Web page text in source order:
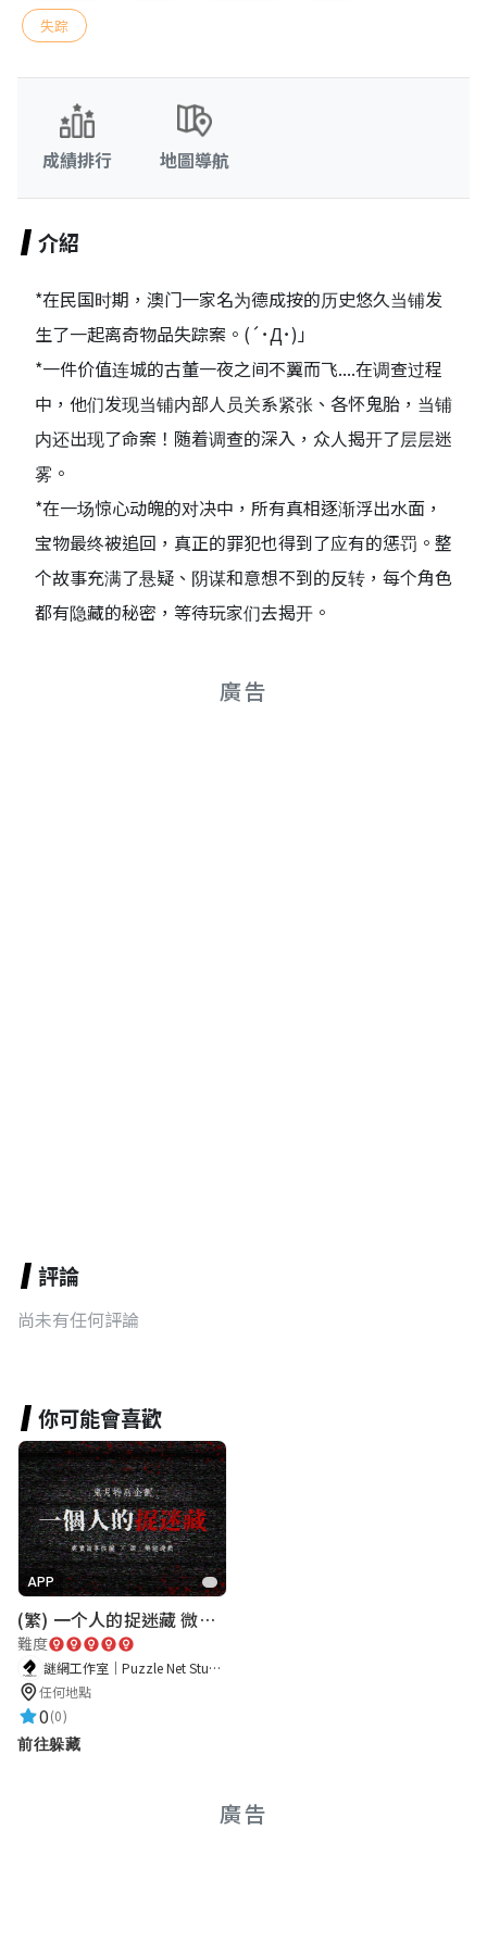
失踪
成績排行 地圖導航
介紹
*在民国时期，澳门一家名为德成按的历史悠久当铺发
生了一起离奇物品失踪案。(´･Д･)」
*一件价值连城的古董一夜之间不翼而飞....在调查过程
中，他们发现当铺内部人员关系紧张、各怀鬼胎，当铺
内还出现了命案！随着调查的深入，众人揭开了层层迷
雾。
*在一场惊心动魄的对决中，所有真相逐渐浮出水面，
宝物最终被追回，真正的罪犯也得到了应有的惩罚。整
个故事充满了悬疑、阴谋和意想不到的反转，每个角色
都有隐藏的秘密，等待玩家们去揭开。
廣告
評論
尚未有任何評論
你可能會喜歡
APP
(繁) 一个人的捉迷藏 微恐都市传说
難度
謎網工作室｜Puzzle Net Studio
任何地點
0(0)
前往躲藏
廣告